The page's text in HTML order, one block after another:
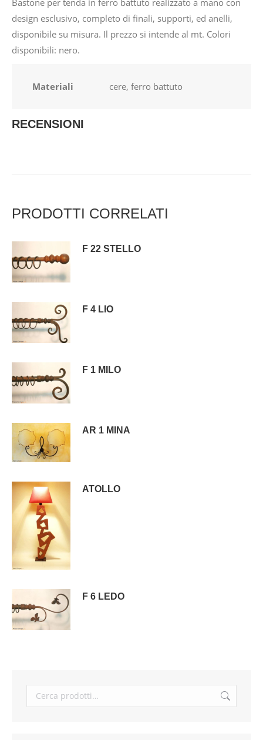
Bastone per tenda in ferro battuto realizzato a mano con
design esclusivo, completo di finali, supporti, ed anelli,
disponibile su misura. Il prezzo si intende al mt. Colori
disponibili: nero.
Materiali cere, ferro battuto
RECENSIONI
PRODOTTI CORRELATI
F 22 STELLO
F 4 LIO
F 1 MILO
AR 1 MINA
ATOLLO
F 6 LEDO